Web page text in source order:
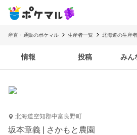
産直・通販のポケマル 生産者一覧 北海道の生産者
情報 投稿 みん
北海道空知郡中富良野町
坂本章義 | さかもと農園